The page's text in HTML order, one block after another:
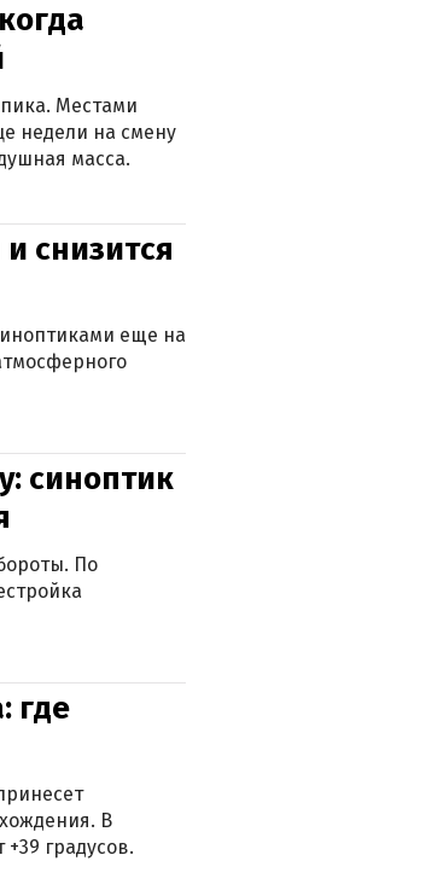
Местами
недели на смену
масса.
снизится
еще на
синоптик
По
где
В
градусов.